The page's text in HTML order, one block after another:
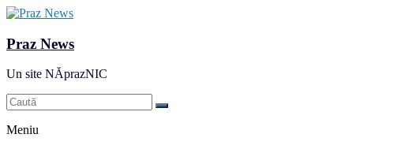
Praz News
Un site NĂprazNIC
Meniu